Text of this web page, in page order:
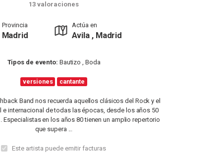
13 valoraciones
Provincia
Madrid
Actúa en
Avila , Madrid
Tipos de evento: Bautizo , Boda
versiones cantante
Band nos recuerda aquellos clásicos del Rock y el
e internacional de todas las épocas, desde los años 50
Especialistas en los años 80 tienen un amplio repertorio
que supera ...
Este artista puede emitir facturas